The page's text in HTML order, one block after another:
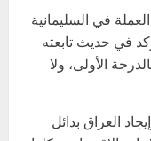
في السليمانية
في حديث تابعته
الأولى، ولا
العراق بدائل